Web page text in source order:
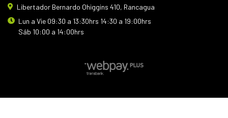
Libertador Bernardo Ohiggins 410, Rancagua
Lun a Vie 09:30 a 13:30hrs 14:30 a 19:00hrs
Sáb 10:00 a 14:00hrs